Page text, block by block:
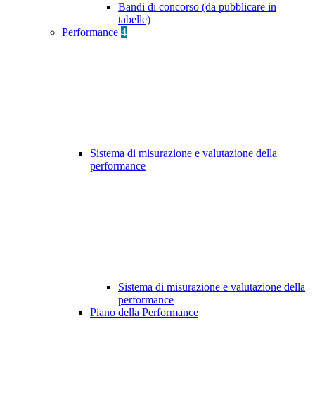
Bandi di concorso (da pubblicare in
tabelle)
Performance 4
Sistema di misurazione e valutazione della
performance
Sistema di misurazione e valutazione della
performance
Piano della Performance